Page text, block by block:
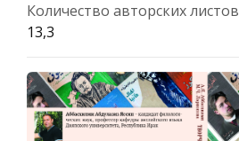
Количество авторских листов
13,3